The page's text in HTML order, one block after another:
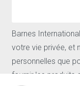
Barnes
votre vie privée, et
personnelles que
fournir les produits
CONTACT
Nos agences
Demande
Contact